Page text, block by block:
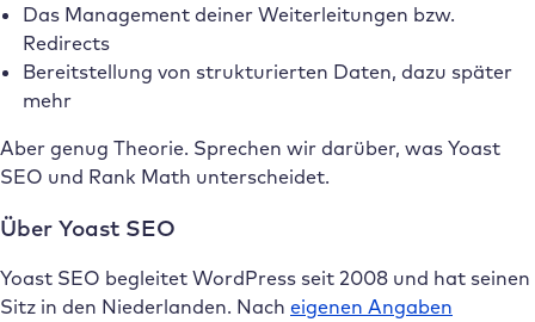
Das Management deiner Weiterleitungen bzw.
Redirects
Bereitstellung von strukturierten Daten, dazu später
mehr
Aber genug Theorie. Sprechen wir darüber, was Yoast
SEO und Rank Math unterscheidet.
Über Yoast SEO
Yoast SEO begleitet WordPress seit 2008 und hat seinen
Sitz in den Niederlanden. Nach eigenen Angaben